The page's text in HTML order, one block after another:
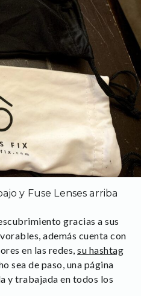
y Fuse Lenses arriba
gracias a sus
además cuenta con
en las redes, su hashtag
sea de paso, una página
y trabajada en todos los